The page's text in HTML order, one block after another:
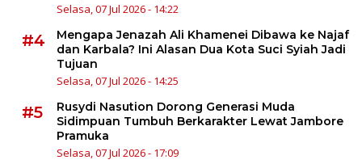
Selasa, 07 Jul 2026 - 14:22
#4
Mengapa Jenazah Ali Khamenei Dibawa ke Najaf
dan Karbala? Ini Alasan Dua Kota Suci Syiah Jadi
Tujuan
Selasa, 07 Jul 2026 - 14:25
#5
Rusydi Nasution Dorong Generasi Muda
Sidimpuan Tumbuh Berkarakter Lewat Jambore
Pramuka
Selasa, 07 Jul 2026 - 17:09